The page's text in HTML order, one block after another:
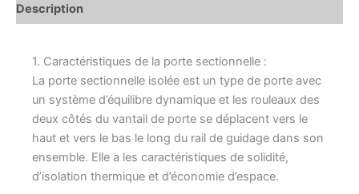
Description
1. Caractéristiques de la porte sectionnelle :
La porte sectionnelle isolée est un type de porte avec
un système d’équilibre dynamique et les rouleaux des
deux côtés du vantail de porte se déplacent vers le
haut et vers le bas le long du rail de guidage dans son
ensemble. Elle a les caractéristiques de solidité,
d’isolation thermique et d’économie d’espace.